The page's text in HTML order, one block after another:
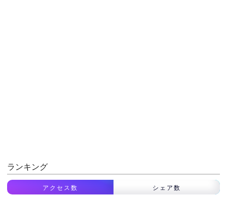
ランキング
アクセス数 シェア数